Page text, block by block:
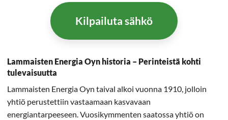
Kilpailuta sähkö
Lammaisten Energia Oyn historia – Perinteistä kohti
tulevaisuutta
Lammaisten Energia Oyn taival alkoi vuonna 1910, jolloin
yhtiö perustettiin vastaamaan kasvavaan
energiantarpeeseen. Vuosikymmenten saatossa yhtiö on